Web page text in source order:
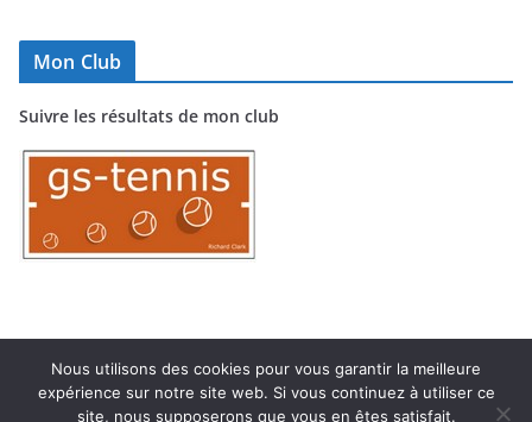
Mon Club
Suivre les résultats de mon club
Copyright © 2026TC MARIGNANE. Tous droits réservés.
Nous utilisons des cookies pour vous garantir la meilleure
expérience sur notre site web. Si vous continuez à utiliser ce
site, nous supposerons que vous en êtes satisfait.